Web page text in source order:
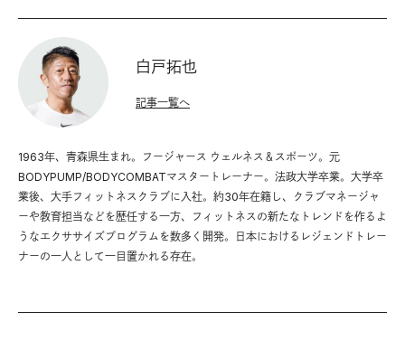
白戸拓也
1963年、青森県生まれ。フージャース ウェルネス＆スポーツ。元
BODYPUMP/BODYCOMBATマスタートレーナー。法政大学卒業。大学卒
業後、大手フィットネスクラブに入社。約30年在籍し、クラブマネージャ
ーや教育担当などを歴任する一方、フィットネスの新たなトレンドを作るよ
うなエクササイズプログラムを数多く開発。日本におけるレジェンドトレー
ナーの一人として一目置かれる存在。
記事一覧へ